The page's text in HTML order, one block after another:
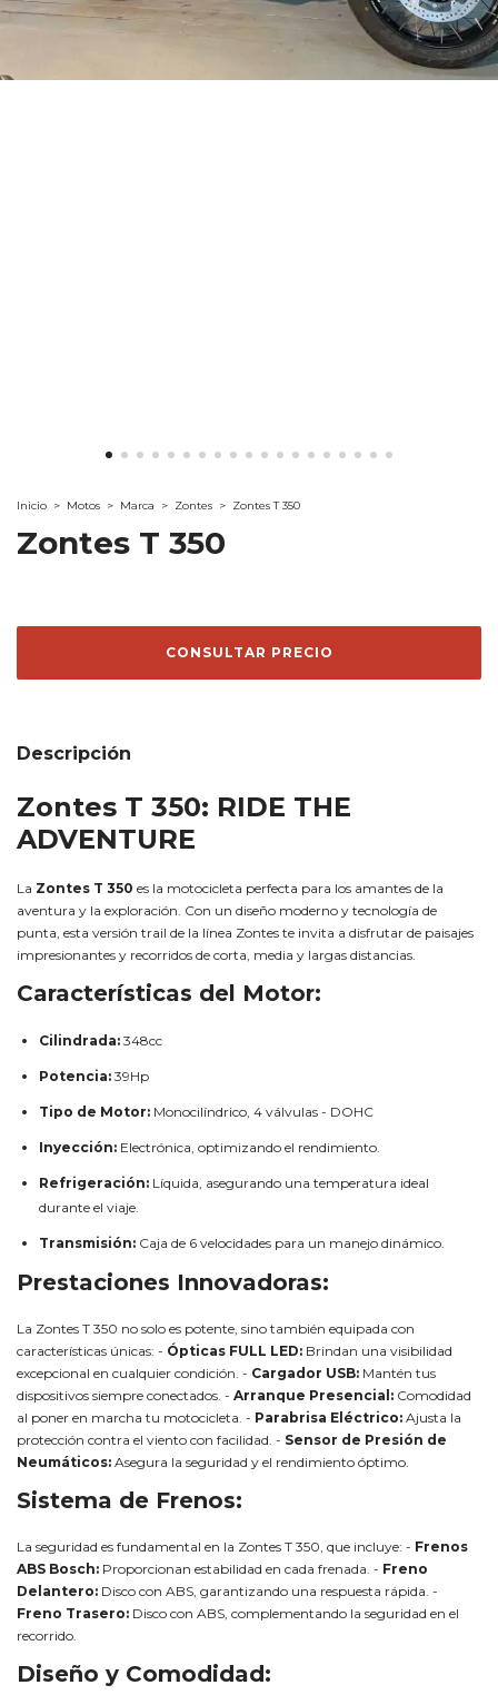
Inicio > Motos > Marca > Zontes > Zontes T 350
Zontes T 350
Descripción
Zontes T 350: RIDE THE
ADVENTURE
La Zontes T 350 es la motocicleta perfecta para los amantes de la
aventura y la exploración. Con un diseño moderno y tecnología de
punta, esta versión trail de la línea Zontes te invita a disfrutar de paisajes
impresionantes y recorridos de corta, media y largas distancias.
Características del Motor:
Cilindrada: 348cc
Potencia: 39Hp
Tipo de Motor: Monocilíndrico, 4 válvulas - DOHC
Inyección: Electrónica, optimizando el rendimiento.
Refrigeración: Líquida, asegurando una temperatura ideal
durante el viaje.
Transmisión: Caja de 6 velocidades para un manejo dinámico.
Prestaciones Innovadoras:
La Zontes T 350 no solo es potente, sino también equipada con
características únicas: - Ópticas FULL LED: Brindan una visibilidad
excepcional en cualquier condición. - Cargador USB: Mantén tus
dispositivos siempre conectados. - Arranque Presencial: Comodidad
al poner en marcha tu motocicleta. - Parabrisa Eléctrico: Ajusta la
protección contra el viento con facilidad. - Sensor de Presión de
Neumáticos: Asegura la seguridad y el rendimiento óptimo.
Sistema de Frenos:
La seguridad es fundamental en la Zontes T 350, que incluye: - Frenos
ABS Bosch: Proporcionan estabilidad en cada frenada. - Freno
Delantero: Disco con ABS, garantizando una respuesta rápida. -
Freno Trasero: Disco con ABS, complementando la seguridad en el
recorrido.
Diseño y Comodidad: